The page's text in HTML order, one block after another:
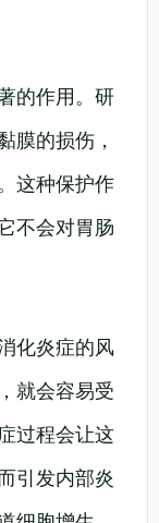
的作用。研
膜的损伤，
这种保护作
不会对胃肠
化炎症的风
就会容易受
过程会让这
引发内部炎